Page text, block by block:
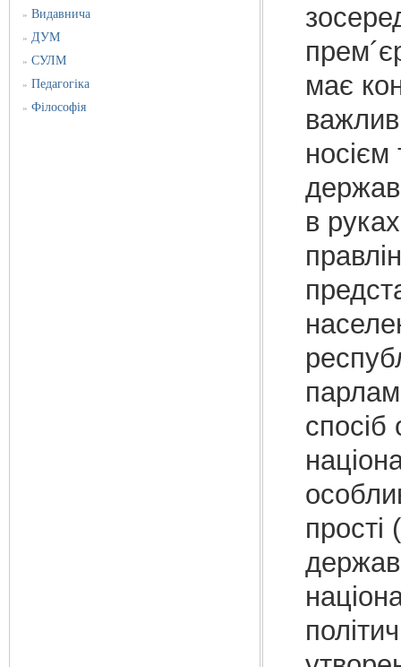
» Видавнича
» ДУМ
» СУЛМ
» Педагогіка
» Філософія
має
в
спосіб
прості